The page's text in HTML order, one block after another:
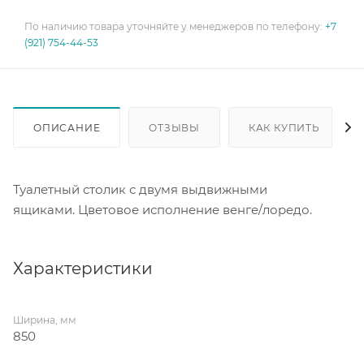
По наличию товара уточняйте у менеджеров по телефону: +7
(921) 754-44-53
ОПИСАНИЕ ОТЗЫВЫ КАК КУПИТЬ
Туалетный столик с двумя выдвижными
ящиками. Цветовое исполнение венге/лоредо.
Характеристики
Ширина, мм
850